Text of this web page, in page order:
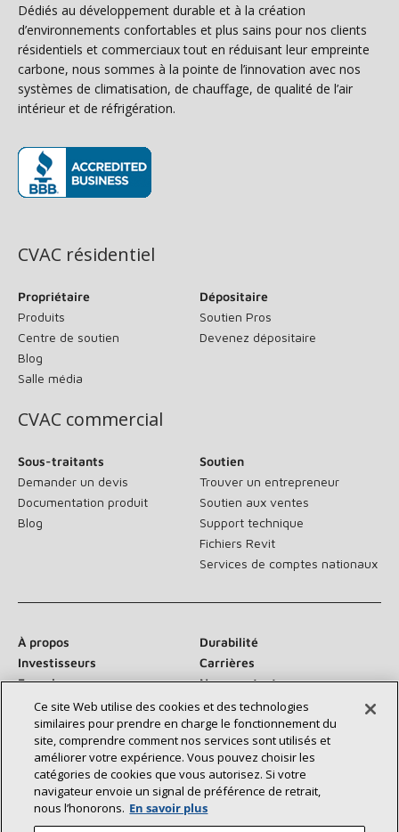
Dédiés au développement durable et à la création
d’environnements confortables et plus sains pour nos clients
résidentiels et commerciaux tout en réduisant leur empreinte
carbone, nous sommes à la pointe de l’innovation avec nos
systèmes de climatisation, de chauffage, de qualité de l’air
intérieur et de réfrigération.
CVAC résidentiel
Propriétaire
Produits
Centre de soutien
Blog
Salle média
Dépositaire
Soutien Pros
Devenez dépositaire
CVAC commercial
Sous-traitants
Demander un devis
Documentation produit
Blog
Soutien
Trouver un entrepreneur
Soutien aux ventes
Support technique
Fichiers Revit
Services de comptes nationaux
À propos
Durabilité
Investisseurs
Carrières
Fournisseurs
Nous contacter
Salle de presse
Communiquez avec nous :
Ce site Web utilise des cookies et des technologies
similaires pour prendre en charge le fonctionnement du
site, comprendre comment nos services sont utilisés et
améliorer votre expérience. Vous pouvez choisir les
catégories de cookies que vous autorisez. Si votre
navigateur envoie un signal de préférence de retrait,
nous l’honorons. En savoir plus